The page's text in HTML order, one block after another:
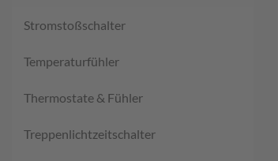
Stromstoßschalter
Temperaturfühler
Thermostate & Fühler
Treppenlichtzeitschalter